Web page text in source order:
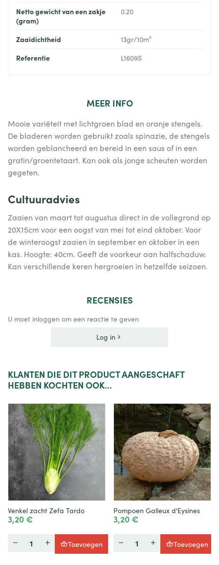
Netto gewicht van een zakje
(gram)
0.20
Zaaidichtheid 13gr/10m²
Referentie L1609S
MEER INFO
Mooie variëteit met lichtgroen blad en oranje stengels.
De bladeren worden gebruikt zoals spinazie, de stengels
worden geblancheerd en bereid in een saus of in een
gratin/groentetaart. Kan ook als jonge scheuten worden
gegeten.
Cultuuradvies
Zaaien van maart tot augustus direct in de vollegrond op
20X15cm voor een oogst van mei tot eind oktober. Voor
de winteroogst zaaien in september en oktober in een
kas. Hoogte: 40cm. Geeft de voorkeur aan halfschaduw.
Kan verschillende keren hergroeien in hetzelfde seizoen.
RECENSIES
U moet inloggen om een reactie te geven
Log in
KLANTEN DIE DIT PRODUCT AANGESCHAFT
HEBBEN KOCHTEN OOK...
Venkel zacht Zefa Tardo
3,20 €
Hoeveelheid
Toevoegen
Pompoen Galleux d'Eysines
3,20 €
Hoeveelheid
Toevoegen